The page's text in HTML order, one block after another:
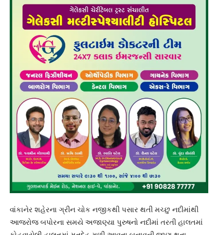
વાંકાનેર શહેરના ગ્રીન ચોક નજીકથી પસાર થતી મચ્છુ નદીમાંથી
આજરોજ બપોરના સમયે અજાણ્યા પુરુષનો નદીમાં તરતી હાલતમાં